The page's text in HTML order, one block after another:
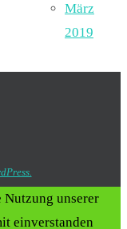
März
2019
Nutzung unserer
einverstanden